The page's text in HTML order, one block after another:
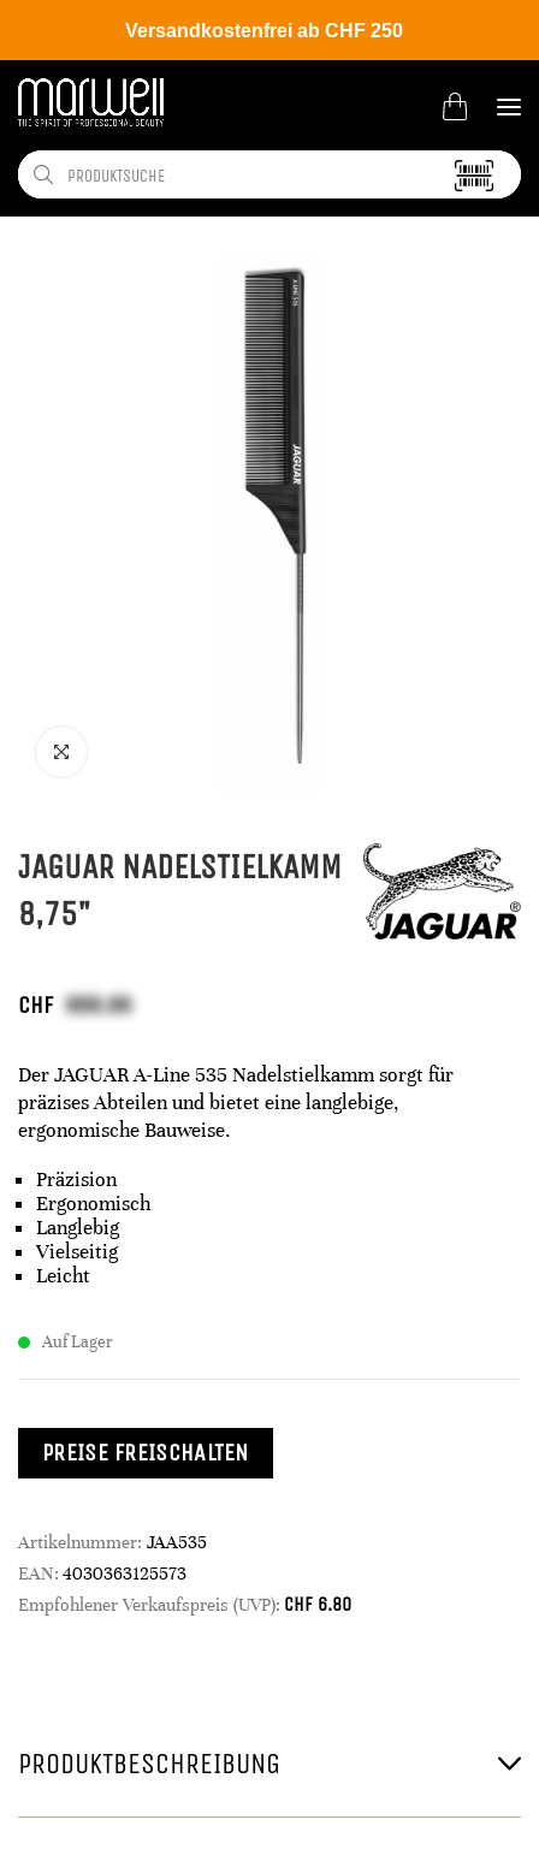
Versandkostenfrei ab CHF 250
Shop Tools Bürsten | Kämme Kämme
JAGUAR NADELSTIELKAMM
8,75"
CHF
Der JAGUAR A-Line 535 Nadelstielkamm sorgt für
präzises Abteilen und bietet eine langlebige,
ergonomische Bauweise.
Präzision
Ergonomisch
Langlebig
Vielseitig
Leicht
Auf Lager
PREISE FREISCHALTEN
Artikelnummer: JAA535
EAN: 4030363125573
Empfohlener Verkaufspreis (UVP): CHF 6.80
PRODUKTBESCHREIBUNG